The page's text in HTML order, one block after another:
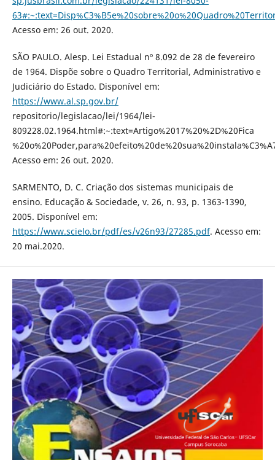
Acesso em: 26 out. 2020.
SÃO PAULO. Alesp. Lei Estadual nº 8.092 de 28 de fevereiro
de 1964. Dispõe sobre o Quadro Territorial, Administrativo e
Judiciário do Estado. Disponível em:
https://www.al.sp.gov.br/
repositorio/legislacao/lei/1964/lei-
809228.02.1964.html#:~:text=Artigo%2017%20%2D%20Fica
Acesso em: 26 out. 2020.
SARMENTO, D. C. Criação dos sistemas municipais de
ensino. Educação & Sociedade, v. 26, n. 93, p. 1363-1390,
2005. Disponível em:
https://www.scielo.br/pdf/es/v26n93/27285.pdf. Acesso em:
20 mai.2020.